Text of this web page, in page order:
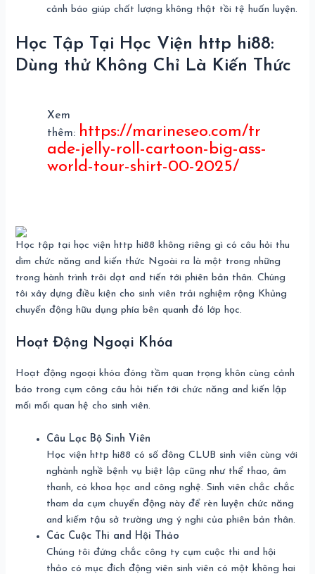
cảnh báo giúp chất lượng không thật tồi tệ huấn luyện.
Học Tập Tại Học Viện http hi88:
Dùng thử Không Chỉ Là Kiến Thức
Xem
thêm: https://marineseo.com/tr
ade-jelly-roll-cartoon-big-ass-
world-tour-shirt-00-2025/
Học tập tại học viện http hi88 không riêng gì có câu hỏi thu
dìm chức năng and kiến thức Ngoài ra là một trong những
trong hành trình trôi dạt and tiến tới phiên bản thân. Chúng
tôi xây dựng điều kiện cho sinh viên trải nghiệm rộng Khủng
chuyển động hữu dụng phía bên quanh đó lớp học.
Hoạt Động Ngoại Khóa
Hoạt động ngoại khóa đóng tầm quan trọng khôn cùng cảnh
báo trong cụm công câu hỏi tiến tới chức năng and kiến lập
mối mối quan hệ cho sinh viên.
Câu Lạc Bộ Sinh Viên
Học viện http hi88 có số đông CLUB sinh viên cùng với
nghành nghề bệnh vụ biệt lập cũng như thể thao, âm
thanh, có khoa học and công nghệ. Sinh viên chắc chắc
tham da cụm chuyển động này để rèn luyện chức năng
and kiếm tậu sở trường ưng ý nghi của phiên bản thân.
Các Cuộc Thi and Hội Thảo
Chúng tôi đứng chắc công ty cụm cuộc thi and hội
thảo có mục đích động viên sinh viên có một không hai